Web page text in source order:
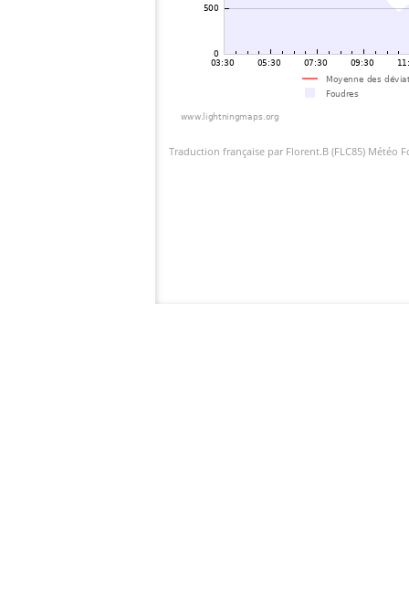
Traduction française par Florent.B (FLC85) Météo